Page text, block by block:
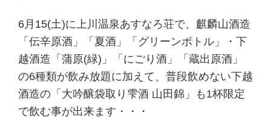
6月15(土)に上川温泉あすなろ荘で、麒麟山酒造
「伝辛原酒」「夏酒」「グリーンボトル」・下
越酒造「蒲原(緑)」「にごり酒」「蔵出原酒」
の6種類が飲み放題に加えて、普段飲めない下越
酒造の「大吟醸袋取り雫酒 山田錦」も1杯限定
で飲む事が出来ます・・・